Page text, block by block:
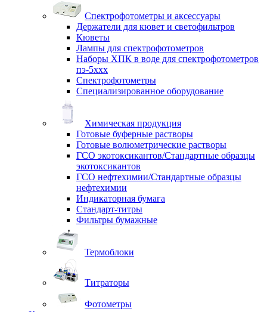
Спектрофотометры и аксессуары
Держатели для кювет и светофильтров
Кюветы
Лампы для спектрофотометров
Наборы ХПК в воде для спектрофотометров
пэ-5ххх
Спектрофотометры
Специализированное оборудование
Химическая продукция
Готовые буферные растворы
Готовые волюметрические растворы
ГСО экотоксикантов/Стандартные образцы
экотоксикантов
ГСО нефтехимии/Стандартные образцы
нефтехимии
Индикаторная бумага
Стандарт-титры
Фильтры бумажные
Термоблоки
Титраторы
Фотометры